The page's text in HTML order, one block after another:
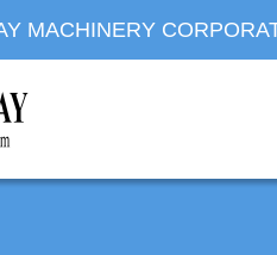
MACHINERY